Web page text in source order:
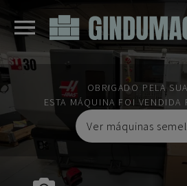
OBRIGADO PELA
ESTA MÁQUINA FOI VENDIDA
Ver máquinas